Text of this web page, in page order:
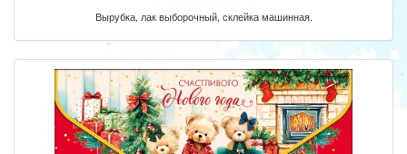
Вырубка, лак выборочный, склейка машинная.